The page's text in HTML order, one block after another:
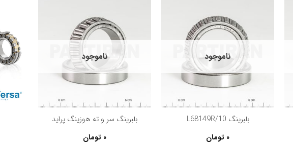
ناموجود
بلبرینگ L68149R/10
۰ تومان
ناموجود
بلبرینگ سر و ته هوزینگ پرايد
۰ تومان